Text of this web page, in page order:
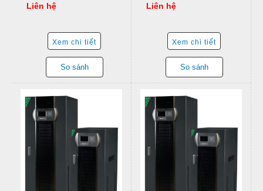
Liên hệ
Xem chi tiết
So sánh
Liên hệ
Xem chi tiết
So sánh